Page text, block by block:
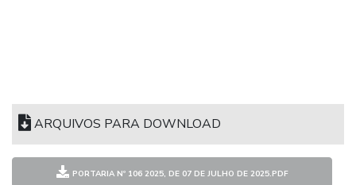
ARQUIVOS PARA DOWNLOAD
PORTARIA Nº 106 2025, DE 07 DE JULHO DE 2025.PDF